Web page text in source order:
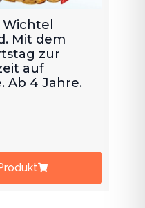
Mit dem
zur
auf
Ab 4 Jahre.